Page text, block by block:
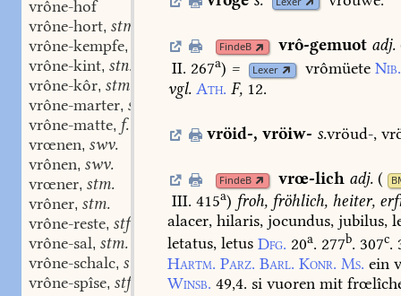
vrône-hof
vrône-hort, stm.
vrône-kempfe,
vrône-kint, stn.
vrône-kôr, stm.
vrône-marter, stf.
vrône-matte, f.
vrœnen, swv.
vrônen, swv.
vrœner, stm.
vrôner, stm.
vrône-reste, stf.
vrône-sal, stm.
vrône-schalc, stm.
vrône-spîse, stf.
FindeB vrô-gemuot adj.
II. 267a) = Lexer vrômüete Nib.
vgl. Ath. F, 12.
vröid-, vröiw- s.vröud-,
FindeB vrœ-lich adj. (
III. 415a) froh, fröhlich, heiter,
alacer, hilaris, jocundus, jubilus,
letatus, letus Dfg. 20a. 277b. 307c.
Hartm. Parz. Barl. Konr. Ms. ein
Winsb. 49,4. si vuoren mit